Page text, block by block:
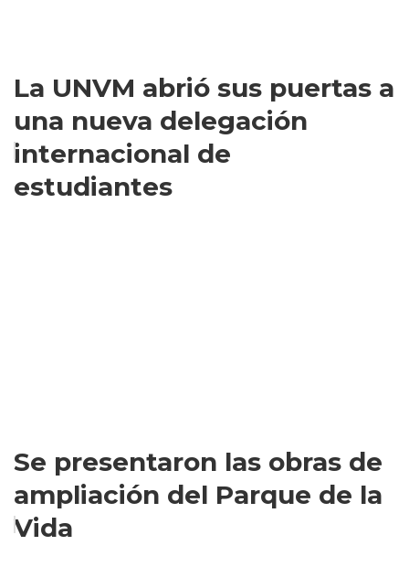
La UNVM abrió sus puertas a
una nueva delegación
internacional de
estudiantes
Se presentaron las obras de
ampliación del Parque de la
Vida